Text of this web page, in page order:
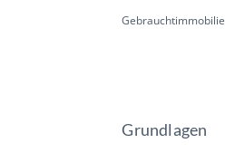
Gebrauchtimmobilie
Grundlagen